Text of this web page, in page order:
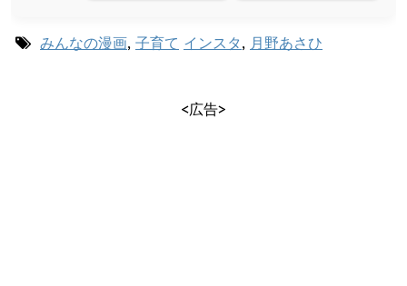
みんなの漫画, 子育て インスタ , 月野あさひ
<広告>